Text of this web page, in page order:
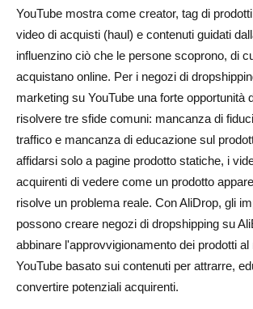
Le migliori idee per video YouTube per
dropshipping
Video dimostrativi del prodotto
Video recensioni di prodotti
Video di unboxing
Video tutorial e guide pratiche
Video di confronto
Video problema-soluzione
YouTube Shorts per la scoperta virale di
Presentazioni di prodotti in livestream
YouTube mostra come creator, tag di
video di acquisti (haul) e contenuti guidati
influenzino ciò che le persone scoprono, di
acquistano online. Per i negozi di
marketing su YouTube una forte opportunità
risolvere tre sfide comuni: mancanza di
traffico e mancanza di educazione sul
affidarsi solo a pagine prodotto statiche, i
acquirenti di vedere come un prodotto
risolve un problema reale. Con AliDrop, gli
possono creare negozi di dropshipping su
abbinare l'approvvigionamento dei prodotti
YouTube basato sui contenuti per attrarre,
convertire potenziali acquirenti.